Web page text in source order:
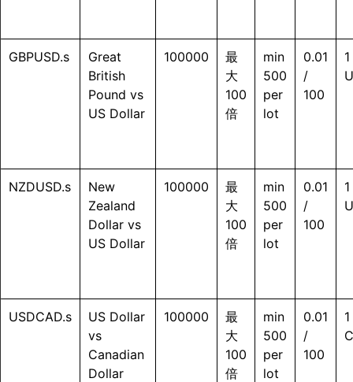
GBPUSD.s
Great
British
Pound vs
US Dollar
100000
最
大
100
倍
min
500
per
lot
0.01
/
100
1
NZDUSD.s
New
Zealand
Dollar vs
US Dollar
100000
最
大
100
倍
min
500
per
lot
0.01
/
100
1
USDCAD.s
US Dollar
vs
Canadian
Dollar
100000
最
大
100
倍
min
500
per
lot
0.01
/
100
1